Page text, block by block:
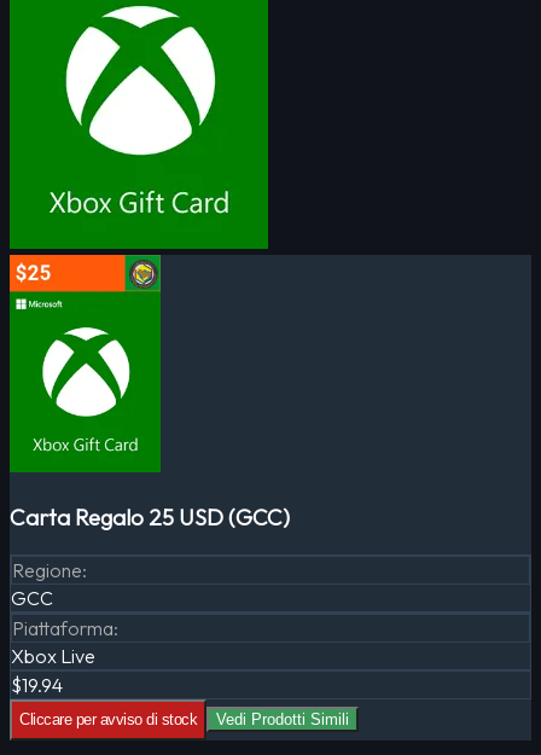
Carta Regalo 25 USD (GCC)
Regione:
GCC
Piattaforma:
Xbox Live
$19.94
Cliccare per avviso di stock Vedi Prodotti Simili